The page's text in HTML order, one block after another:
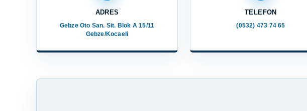
ADRES
Gebze Oto San. Sit. Blok A 15/11
Gebze/Kocaeli
TELEFON
(0532) 473 74 65